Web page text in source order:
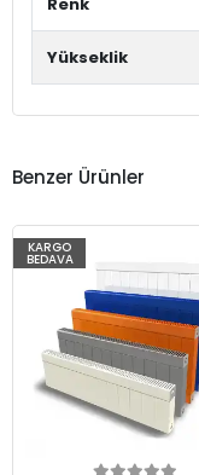
Yükseklik
Benzer Ürünler
KARGO
BEDAVA